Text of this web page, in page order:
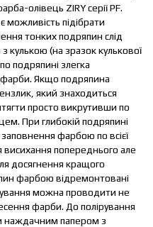
олівець ZIRY серії PF.
можливість підібрати
тонких подряпин слід
кулькою (на зразок кулькової
подряпині злегка
фарби. Якщо подряпина
який знаходиться
просто викрутивши по
При глибокій подряпині
фарбою по всієї
висихання попереднього але
досягнення кращого
фарбою відремонтовані
можна проводити не
фарби. До полірування
наждачним папером з